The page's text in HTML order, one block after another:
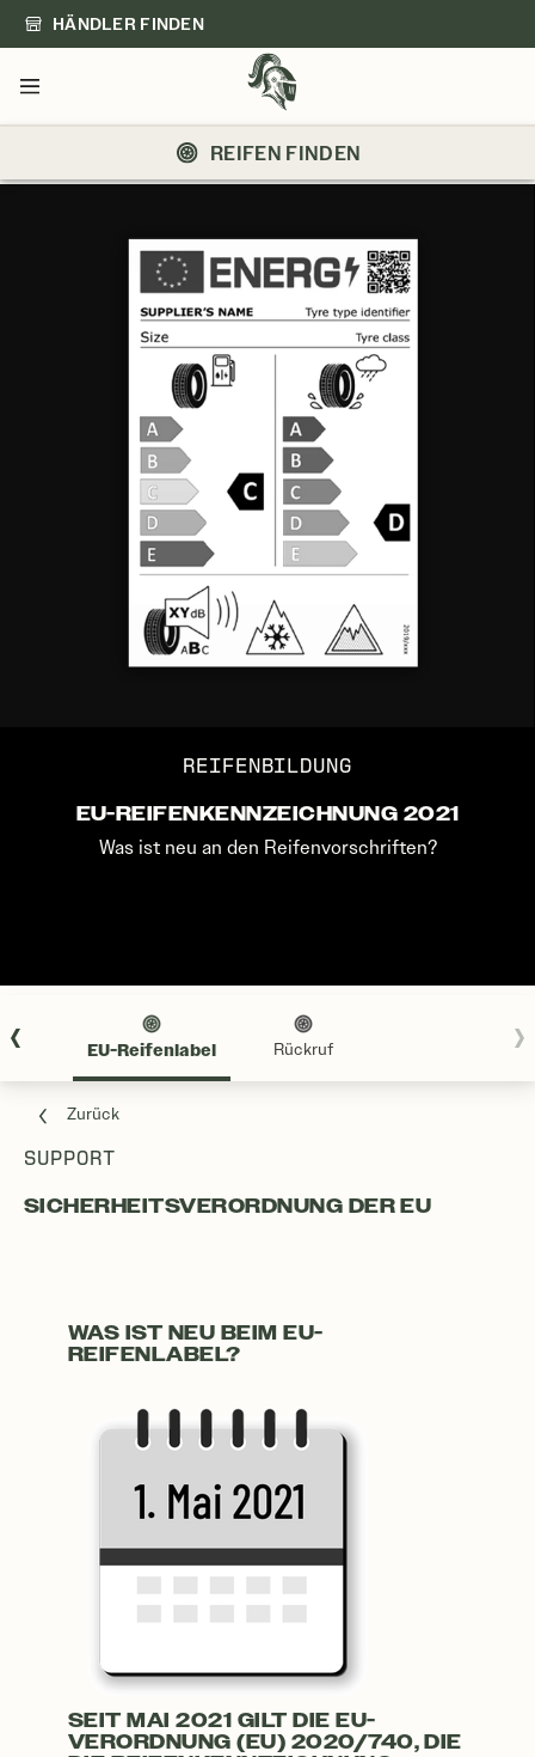
HÄNDLER FINDEN
Menü
REIFEN FINDEN
REIFENBILDUNG
EU-REIFENKENNZEICHNUNG 2021
Was ist neu an den Reifenvorschriften?
EU-Reifenlabel Rückruf
Zurück
SUPPORT
SICHERHEITSVERORDNUNG DER EU
WAS IST NEU BEIM EU-
REIFENLABEL?
SEIT MAI 2021 GILT DIE EU-
VERORDNUNG (EU) 2020/740, DIE